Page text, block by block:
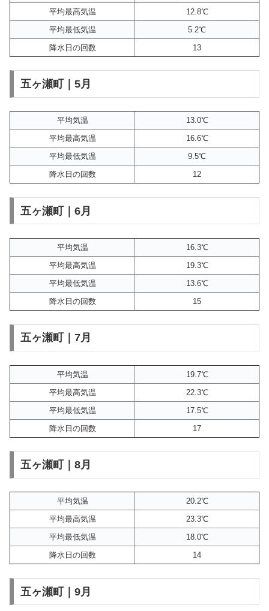
平均最高気温
12.8℃
平均最低気温
5.2℃
降水日の回数
13
五ヶ瀬町｜5月
平均気温
13.0℃
平均最高気温
16.6℃
平均最低気温
9.5℃
降水日の回数
12
五ヶ瀬町｜6月
平均気温
16.3℃
平均最高気温
19.3℃
平均最低気温
13.6℃
降水日の回数
15
五ヶ瀬町｜7月
平均気温
19.7℃
平均最高気温
22.3℃
平均最低気温
17.5℃
降水日の回数
17
五ヶ瀬町｜8月
平均気温
20.2℃
平均最高気温
23.3℃
平均最低気温
18.0℃
降水日の回数
14
五ヶ瀬町｜9月